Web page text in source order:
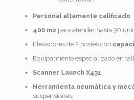
Personal altamente calificado
400 m2 para atender hasta 30
Elevadores de 2 postes con
Equipamiento especializado en
Scanner Launch X431
Herramienta neumática y
suspensiones,